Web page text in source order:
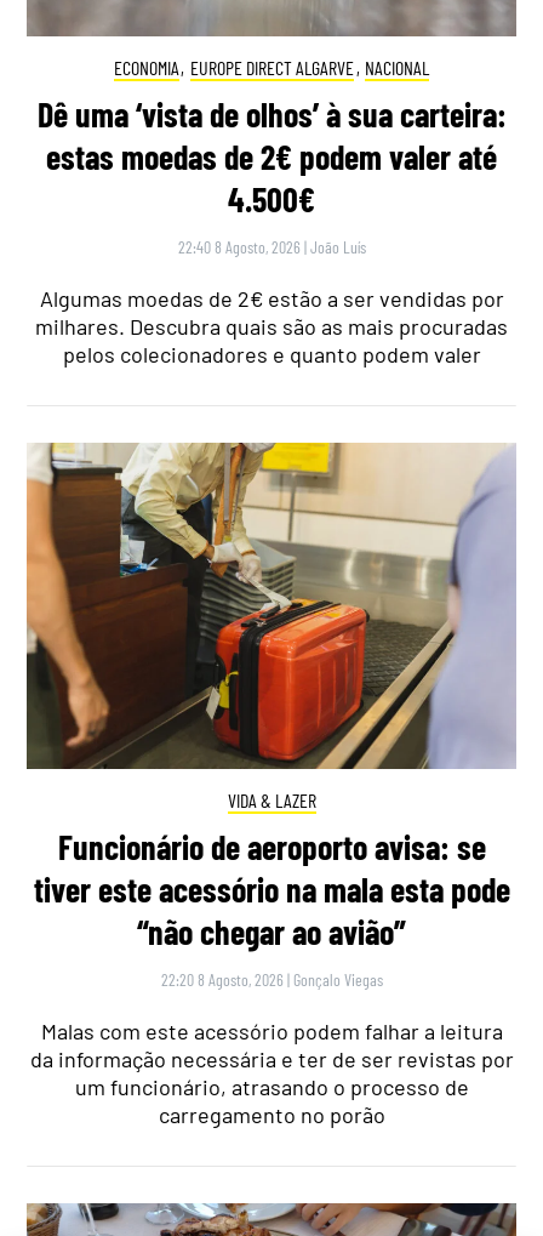
ECONOMIA, EUROPE DIRECT ALGARVE, NACIONAL
Dê uma ‘vista de olhos’ à sua carteira:
estas moedas de 2€ podem valer até
4.500€
22:40 8 Agosto, 2026 |João Luís
Algumas moedas de 2€ estão a ser vendidas por
milhares. Descubra quais são as mais procuradas
pelos colecionadores e quanto podem valer
VIDA & LAZER
Funcionário de aeroporto avisa: se
tiver este acessório na mala esta pode
“não chegar ao avião”
22:20 8 Agosto, 2026 | Gonçalo Viegas
Malas com este acessório podem falhar a leitura
da informação necessária e ter de ser revistas por
um funcionário, atrasando o processo de
carregamento no porão